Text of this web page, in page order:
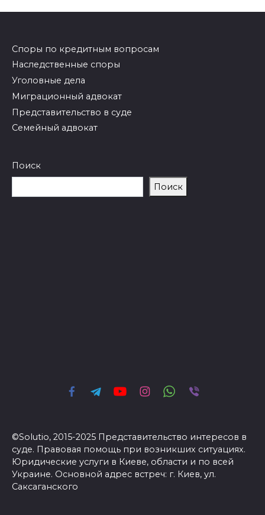
Споры по кредитным вопросам
Наследственные споры
Уголовные дела
Миграционный адвокат
Представительство в суде
Семейный адвокат
Поиск
Поиск
©Solutio, 2015-2025 Представительство интересов в
суде. Правовая помощь при возникших ситуациях.
Юридические услуги в Киеве, области и по всей
Украине. Основной адрес встреч: г. Киев, ул.
Саксаганского